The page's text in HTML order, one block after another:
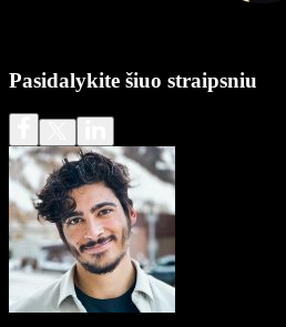
Pasidalykite šiuo straipsniu